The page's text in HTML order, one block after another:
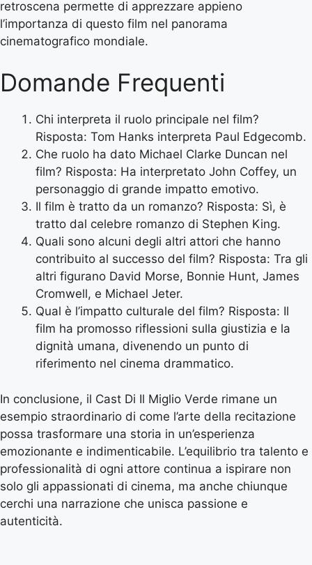
retroscena permette di apprezzare appieno
l’importanza di questo film nel panorama
cinematografico mondiale.
Domande Frequenti
Chi interpreta il ruolo principale nel film?
Risposta: Tom Hanks interpreta Paul Edgecomb.
Che ruolo ha dato Michael Clarke Duncan nel
film? Risposta: Ha interpretato John Coffey, un
personaggio di grande impatto emotivo.
Il film è tratto da un romanzo? Risposta: Sì, è
tratto dal celebre romanzo di Stephen King.
Quali sono alcuni degli altri attori che hanno
contribuito al successo del film? Risposta: Tra gli
altri figurano David Morse, Bonnie Hunt, James
Cromwell, e Michael Jeter.
Qual è l’impatto culturale del film? Risposta: Il
film ha promosso riflessioni sulla giustizia e la
dignità umana, divenendo un punto di
riferimento nel cinema drammatico.
In conclusione, il Cast Di Il Miglio Verde rimane un
esempio straordinario di come l’arte della recitazione
possa trasformare una storia in un’esperienza
emozionante e indimenticabile. L’equilibrio tra talento e
professionalità di ogni attore continua a ispirare non
solo gli appassionati di cinema, ma anche chiunque
cerchi una narrazione che unisca passione e
autenticità.